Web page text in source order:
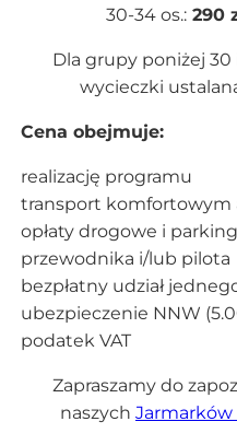
30-34 os.: 290
Dla grupy poniżej
wycieczki
Cena obejmuje:
realizację programu
transport komfortowym
opłaty drogowe i
przewodnika i/lub pilota
bezpłatny udział
ubezpieczenie NNW
podatek VAT
Zapraszamy do
naszych Jarmarków